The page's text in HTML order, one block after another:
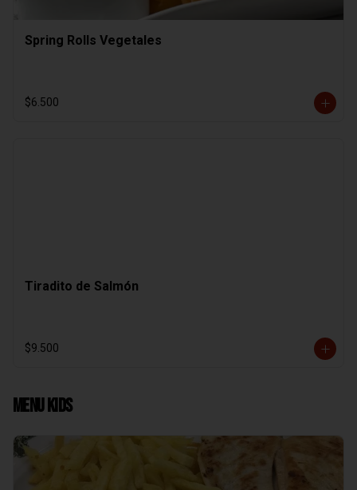
Spring Rolls Vegetales
$6.500
Tiradito de Salmón
$9.500
Menu Kids